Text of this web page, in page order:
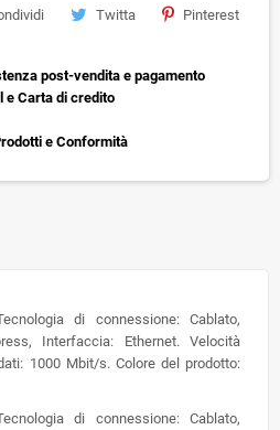
Twitta Pinterest
post-vendita e pagamento
e Carta di credito
e Conformità
di connessione: Cablato,
Interfaccia: Ethernet. Velocità
1000 Mbit/s. Colore del prodotto:
di connessione: Cablato,